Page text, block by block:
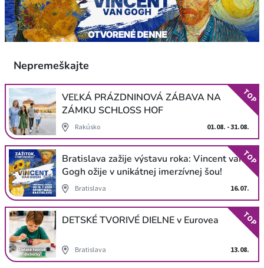
Nepremeškajte
VEĽKÁ PRÁZDNINOVÁ ZÁBAVA NA
ZÁMKU SCHLOSS HOF
Rakúsko 01.08. - 31.08.
TOP
Bratislava zažije výstavu roka: Vincent van
Gogh ožije v unikátnej imerzívnej šou!
Bratislava 16.07.
TOP
DETSKÉ TVORIVÉ DIELNE v Eurovea
Bratislava 13.08.
TOP